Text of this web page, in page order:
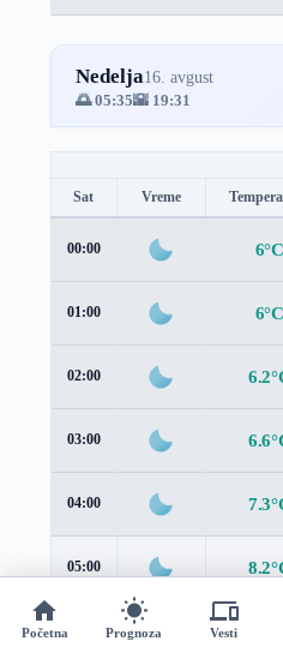
Nedelja16. avgust
🌅 05:35🌇 19:31
Sat Vreme
00:00 6°C
01:00 6°C
02:00
03:00
04:00
05:00
06:00
Početna Prognoza Vesti